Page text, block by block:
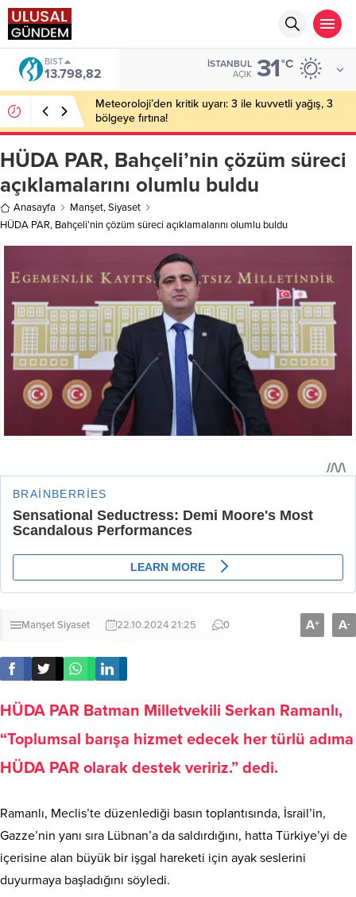
BIST
13.798,82
İSTANBUL
AÇIK 31°C
Meteoroloji’den kritik uyarı: 3 ile kuvvetli yağış, 3
bölgeye fırtına!
HÜDA PAR, Bahçeli’nin çözüm süreci
açıklamalarını olumlu buldu
Anasayfa Manşet,Siyaset
HÜDA PAR, Bahçeli’nin çözüm süreci açıklamalarını olumlu buldu
ManşetSiyaset 22.10.2024 21:25 0 A+ A-
HÜDA PAR Batman Milletvekili Serkan Ramanlı,
“Toplumsal barışa hizmet edecek her türlü adıma
HÜDA PAR olarak destek veririz.” dedi.
Ramanlı, Meclis’te düzenlediği basın toplantısında, İsrail’in,
Gazze’nin yanı sıra Lübnan’a da saldırdığını, hatta Türkiye’yi de
içerisine alan büyük bir işgal hareketi için ayak seslerini
duyurmaya başladığını söyledi.